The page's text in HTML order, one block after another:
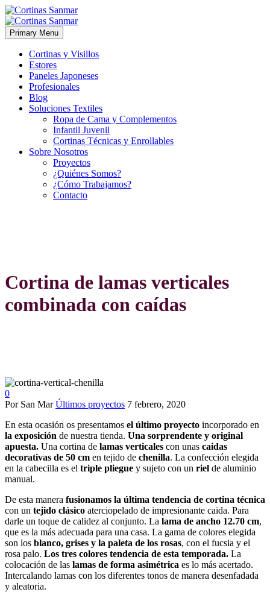
Primary Menu
Cortinas y Visillos
Estores
Paneles Japoneses
Profesionales
Blog
Soluciones Textiles
Ropa de Cama y Complementos
Infantil Juvenil
Cortinas Técnicas y Enrollables
Sobre Nosotros
Proyectos
¿Quiénes Somos?
¿Cómo Trabajamos?
Contacto
Cortina de lamas verticales
combinada con caídas
0
Por San Mar Últimos proyectos 7 febrero, 2020
En esta ocasión os presentamos el último proyecto incorporado en
la exposición de nuestra tienda. Una sorprendente y original
apuesta. Una cortina de lamas verticales con unas caidas
decorativas de 50 cm en tejido de chenilla. La confección elegida
en la cabecilla es el triple pliegue y sujeto con un riel de aluminio
manual.
De esta manera fusionamos la última tendencia de cortina técnica
con un tejido clásico aterciopelado de impresionante caida. Para
darle un toque de calidez al conjunto. La lama de ancho 12.70 cm,
que es la más adecuada para una casa. La gama de colores elegida
son los blanco, grises y la paleta de los rosas, con el fucsia y el
rosa palo. Los tres colores tendencia de esta temporada. La
colocación de las lamas de forma asimétrica es lo más acertado.
Intercalando lamas con los diferentes tonos de manera desenfadada
y aleatoria.